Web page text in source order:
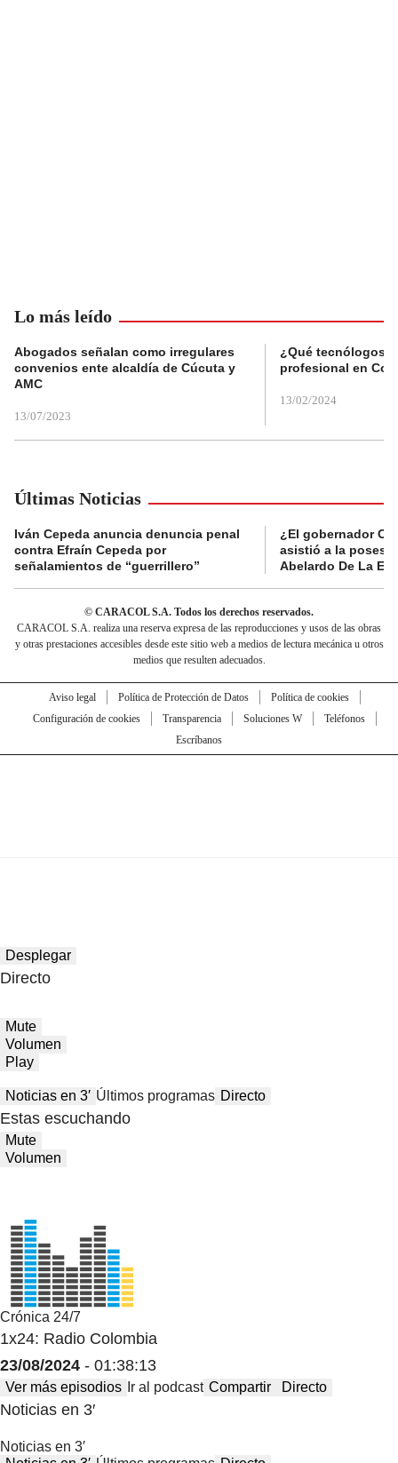
Lo más leído
Abogados señalan como irregulares
convenios ente alcaldía de Cúcuta y
AMC
13/07/2023
¿Qué tecnólogos
profesional en
13/02/2024
Últimas Noticias
Iván Cepeda anuncia denuncia penal
contra Efraín Cepeda por
señalamientos de “guerrillero”
¿El gobernador
asistió a la
Abelardo De La
© CARACOL S.A. Todos los derechos reservados.
CARACOL S.A. realiza una reserva expresa de las reproducciones y usos de las obras
y otras prestaciones accesibles desde este sitio web a medios de lectura mecánica u otros
medios que resulten adecuados.
Aviso legal Política de Protección de Datos
Política de cookies
Configuración de cookies
Transparencia Soluciones W
Teléfonos
Escríbanos
Desplegar
Directo
Mute
Volumen
Play
Noticias en 3′ Últimos programas Directo
Estas escuchando
Mute
Volumen
Crónica 24/7
1x24: Radio Colombia
23/08/2024 - 01:38:13
Ver más episodios Ir al podcast Compartir Directo
Noticias en 3′
Noticias en 3′